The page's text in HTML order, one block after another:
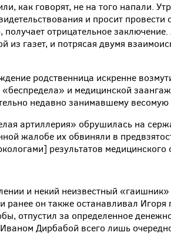
как говорят, не на того напали.
и просит
получает отрицательное
из газет, и потрясая двумя
родственница искренне
«беспредела» и медицинской
недавно занимавшему
артиллерия» обрушилась на
жалобе их обвиняли в
результатов медицинского
и некий неизвестный
ранее он также останавливал
отпустил за определенное
Дирбабой всего лишь